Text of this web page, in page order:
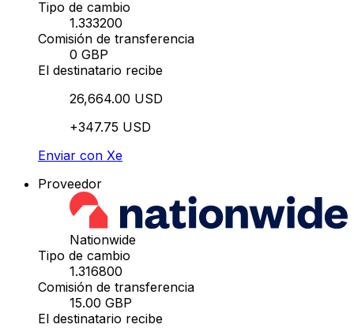
Tipo de cambio
1.333200
Comisión de transferencia
0 GBP
El destinatario recibe
26,664.00 USD
+347.75 USD
Enviar con Xe
Proveedor
Nationwide
Tipo de cambio
1.316800
Comisión de transferencia
15.00 GBP
El destinatario recibe